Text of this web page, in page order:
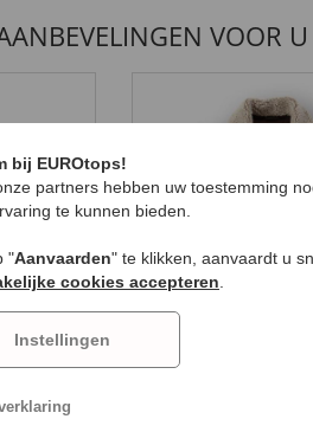
VOOR U
bij EUROtops!
partners hebben uw toestemming
te kunnen bieden.
"Aanvaarden" te klikken, aanvaardt u
cookies accepteren
Instellingen